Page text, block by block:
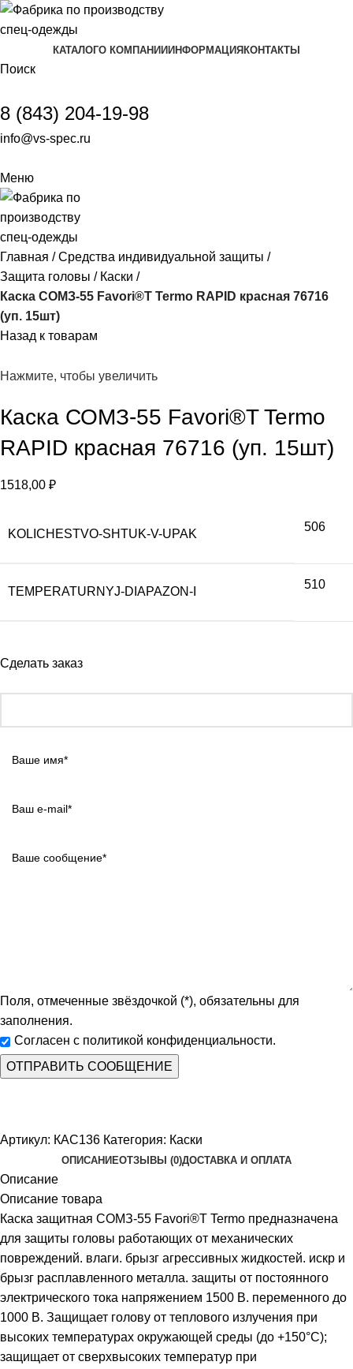
КАТАЛОГО КОМПАНИИ ИНФОРМАЦИЯ КОНТАКТЫ
Поиск
8 (843) 204-19-98
info@vs-spec.ru
Меню
Главная
Средства индивидуальной защиты
Защита головы
Каски
Каска СОМЗ-55 Favori®T Termo RAPID красная 76716
(уп. 15шт)
Назад к товарам
Нажмите, чтобы увеличить
Каска СОМЗ-55 Favori®T Termo
RAPID красная 76716 (уп. 15шт)
1518,00 ₽
KOLICHESTVO-SHTUK-V-UPAK
506
TEMPERATURNYJ-DIAPAZON-I
510
Сделать заказ
Поля, отмеченные звёздочкой (*), обязательны для
заполнения.
Согласен с политикой конфиденциальности.
Артикул: КАС136 Категория: Каски
ОПИСАНИЕОТЗЫВЫ (0)ДОСТАВКА И ОПЛАТА
Описание
Описание товара
Каска защитная СОМЗ-55 Favori®T Termo предназначена
для защиты головы работающих от механических
повреждений. влаги. брызг агрессивных жидкостей. искр и
брызг расплавленного металла. защиты от постоянного
электрического тока напряжением 1500 В. переменного до
1000 В. Защищает голову от теплового излучения при
высоких температурах окружающей среды (до +150°С);
защищает от сверхвысоких температур при